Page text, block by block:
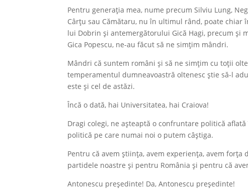
Pentru generația mea, nume precum Silviu Lung,
Cârțu sau Cămătaru, nu în ultimul rând, poate
lui Dobrin și antemergătorului Gică Hagi, precum și
Gica Popescu, ne-au făcut să ne simțim mândri.
Mândri că suntem români și să ne simțim cu toții
temperamentul dumneavoastră oltenesc știe să-l
este și cel de astăzi.
Încă o dată, hai Universitatea, hai Craiova!
Dragi colegi, ne așteaptă o confruntare politică
politică pe care numai noi o putem câștiga.
Pentru că avem știința, avem experiența, avem
partidele noastre și pentru România și pentru că
Antonescu președinte! Da, Antonescu președinte!